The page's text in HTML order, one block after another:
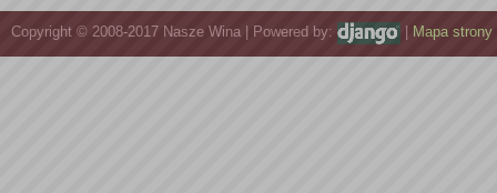
Copyright © 2008-2017 Nasze Wina | Powered by: Mapa strony